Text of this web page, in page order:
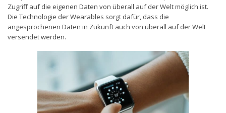
Zugriff auf die eigenen Daten von überall auf der Welt möglich ist.
Die Technologie der Wearables sorgt dafür, dass die
angesprochenen Daten in Zukunft auch von überall auf der Welt
versendet werden.